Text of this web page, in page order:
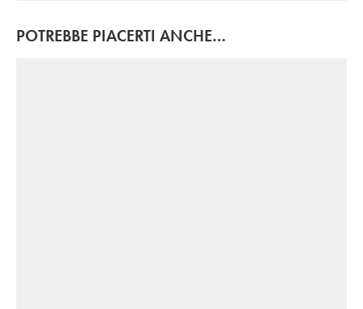
POTREBBE PIACERTI ANCHE…